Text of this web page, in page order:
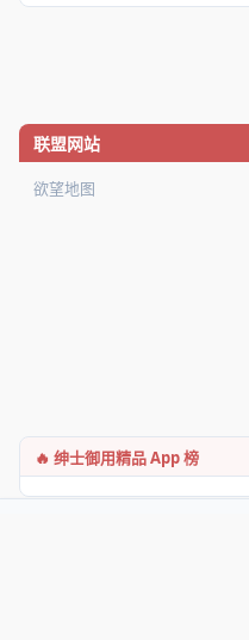
联盟网站
欲望地图
🔥 绅士御用精品 App 榜